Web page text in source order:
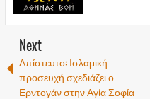
Next
Απίστευτο: Ισλαμική
προσευχή σχεδιάζει ο
Ερντογάν στην Αγία Σοφία